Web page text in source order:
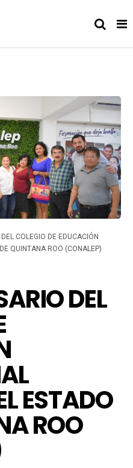
COLEGIO DE EDUCACIÓN
QUINTANA ROO (CONALEP)
DEL
ESTADO
ROO